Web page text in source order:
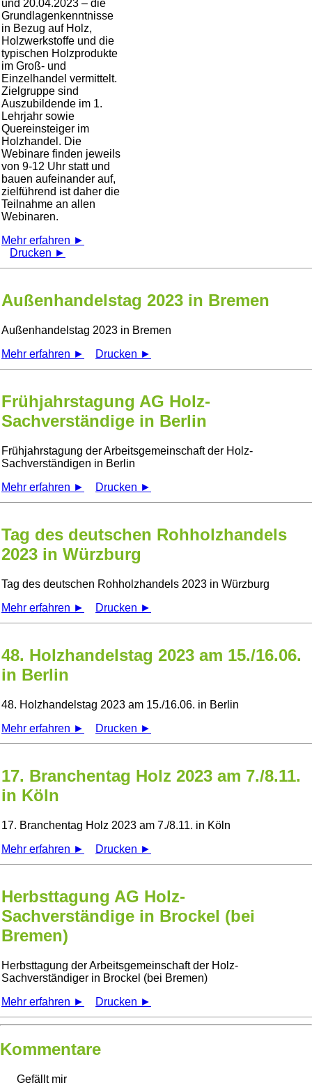
und 20.04.2023 – die
Grundlagenkenntnisse
in Bezug auf Holz,
Holzwerkstoffe und die
typischen Holzprodukte
im Groß- und
Einzelhandel vermittelt.
Zielgruppe sind
Auszubildende im 1.
Lehrjahr sowie
Quereinsteiger im
Holzhandel. Die
Webinare finden jeweils
von 9-12 Uhr statt und
bauen aufeinander auf,
zielführend ist daher die
Teilnahme an allen
Webinaren.
Mehr erfahren ►
Drucken ►
Außenhandelstag 2023 in Bremen
Außenhandelstag 2023 in Bremen
Mehr erfahren ►
Drucken ►
Frühjahrstagung AG Holz-
Sachverständige in Berlin
Frühjahrstagung der Arbeitsgemeinschaft der Holz-
Sachverständigen in Berlin
Mehr erfahren ►
Drucken ►
Tag des deutschen Rohholzhandels
2023 in Würzburg
Tag des deutschen Rohholzhandels 2023 in Würzburg
Mehr erfahren ►
Drucken ►
48. Holzhandelstag 2023 am 15./16.06.
in Berlin
48. Holzhandelstag 2023 am 15./16.06. in Berlin
Mehr erfahren ►
Drucken ►
17. Branchentag Holz 2023 am 7./8.11.
in Köln
17. Branchentag Holz 2023 am 7./8.11. in Köln
Mehr erfahren ►
Drucken ►
Herbsttagung AG Holz-
Sachverständige in Brockel (bei
Bremen)
Herbsttagung der Arbeitsgemeinschaft der Holz-
Sachverständiger in Brockel (bei Bremen)
Mehr erfahren ►
Drucken ►
Kommentare
Gefällt mir